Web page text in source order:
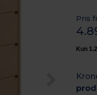
Pris